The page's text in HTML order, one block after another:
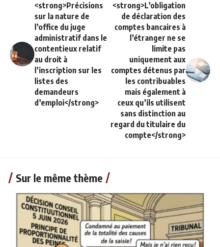
<strong>Précisions
sur la nature de
l’office du juge
administratif dans le
contentieux relatif
au droit à
l’inscription sur les
listes des
demandeurs
d’emploi</strong>
<strong>L’obligation
de déclaration des
comptes bancaires à
l’étranger ne se
limite pas
uniquement aux
comptes détenus par
les contribuables
mais également à
ceux qu’ils utilisent
sans distinction au
regard du titulaire du
compte</strong>
Sur le même thème